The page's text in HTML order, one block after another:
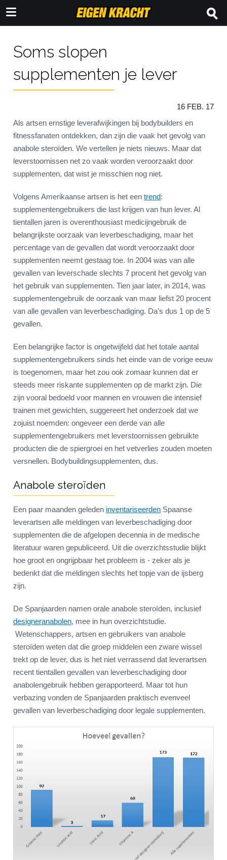
Soms slopen
supplementen je lever
16 FEB. 17
Als artsen ernstige leverafwijkingen bij bodybuilders en
fitnessfanaten ontdekken, dan zijn die vaak het gevolg van
anabole steroïden. We vertellen je niets nieuws. Maar dat
leverstoornissen net zo vaak worden veroorzaakt door
supplementen, dat wist je misschien nog niet.
Volgens Amerikaanse artsen is het een trend:
supplementengebruikers die last krijgen van hun lever. Al
tientallen jaren is overenthousiast medicijngebruik de
belangrijkste oorzaak van leverbeschadiging, maar het
percentage van de gevallen dat wordt veroorzaakt door
supplementen neemt gestaag toe. In 2004 was van alle
gevallen van leverschade slechts 7 procent het gevolg van
het gebruik van supplementen. Tien jaar later, in 2014, was
supplementengebruik de oorzaak van maar liefst 20 procent
van alle gevallen van leverbeschadiging. Da’s dus 1 op de 5
gevallen.
Een belangrijke factor is ongetwijfeld dat het totale aantal
supplementengebruikers sinds het einde van de vorige eeuw
is toegenomen, maar het zou ook zomaar kunnen dat er
steeds meer riskante supplementen op de markt zijn. Die
zijn vooral bedoeld voor mannen en vrouwen die intensief
trainen met gewichten, suggereert het onderzoek dat we
zojuist noemden: ongeveer een derde van alle
supplementengebruikers met leverstoornissen gebruikte
producten die de spiergroei en het vetverlies zouden moeten
versnellen. Bodybuildingsupplementen, dus.
Anabole steroïden
Een paar maanden geleden inventariseerden Spaanse
leverartsen alle meldingen van leverbeschadiging door
supplementen die de afgelopen decennia in de medische
literatuur waren gepubliceerd. Uit die overzichtsstudie blijkt
hoe groot en ongrijpbaar het probleem is - zeker als je
bedenkt dat die meldingen slechts het topje van de ijsberg
zijn.
De Spanjaarden namen orale anabole steroïden, inclusief
designeranabolen, mee in hun overzichtstudie.
Wetenschappers, artsen en gebruikers van anabole
steroïden weten dat die groep middelen een zware wissel
trekt op de lever, dus is het niet verrassend dat leverartsen
recent tientallen gevallen van leverbeschadiging door
anabolengebruik hebben gerapporteerd. Maar tot hun
verbazing vonden de Spanjaarden praktisch evenveel
gevallen van leverbeschadiging door legale supplementen.